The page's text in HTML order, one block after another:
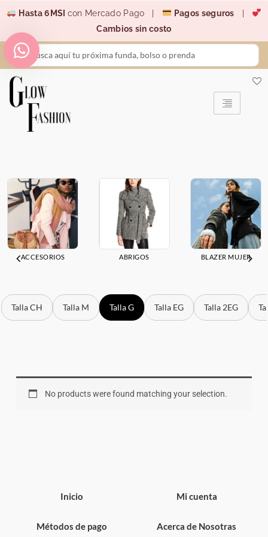
contenido
Hasta 6MSI con Mercado Pago | Pagos seguros
Cambios sin costo
Search
...
ACCESORIOS ABRIGOS BLAZER MUJER
Talla CH Talla M Talla G Talla EG Talla 2EG
No products were found matching your selection.
Inicio
Métodos de pago
Mi cuenta
Acerca de Nosotras